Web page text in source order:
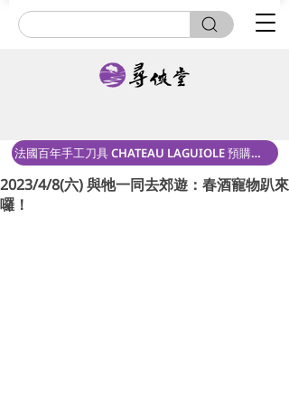
法國百年手工刀具 CHATEAU LAGUIOLE 預購中！
2023/4/8(六) 與牠一同去郊遊：春酒寵物趴來
囉！